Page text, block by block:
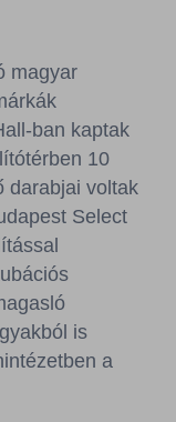
magyar
ban kaptak
10
darabjai voltak
Select
is
a